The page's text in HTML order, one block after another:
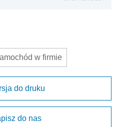
w firmie
do druku
do nas